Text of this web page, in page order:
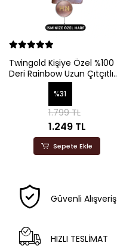
Twingold Kişiye Özel %100
Deri Rainbow Uzun Çıtçıtlı
%31
1.799 TL
1.249 TL
Sepete Ekle
Güvenli Alışveriş
HIZLI TESLİMAT